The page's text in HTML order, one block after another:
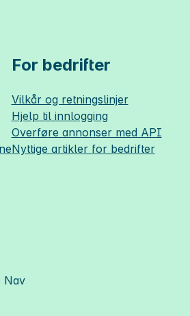
For bedrifter
Vilkår og retningslinjer
Hjelp til innlogging
Overføre annonser med API
Nyttige artikler for bedrifter
Nav